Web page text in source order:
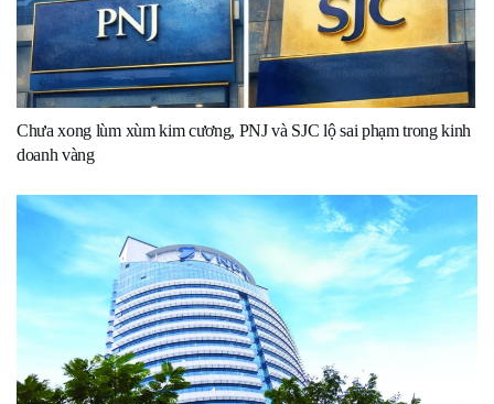
Chưa xong lùm xùm kim cương, PNJ và SJC lộ sai phạm trong kinh
doanh vàng